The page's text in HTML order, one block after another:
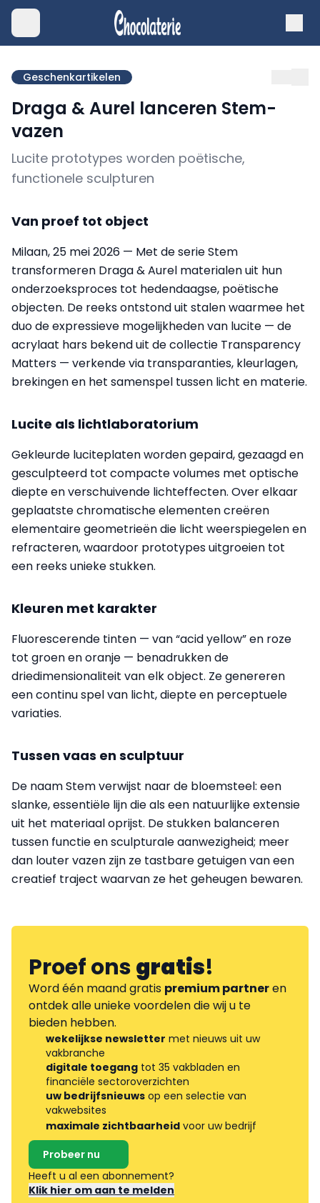
Geschenkartikelen
Draga & Aurel lanceren Stem-
vazen
Lucite prototypes worden poëtische,
functionele sculpturen
Van proef tot object
Milaan, 25 mei 2026 — Met de serie Stem
transformeren Draga & Aurel materialen uit hun
onderzoeksproces tot hedendaagse, poëtische
objecten. De reeks ontstond uit stalen waarmee het
duo de expressieve mogelijkheden van lucite — de
acrylaat hars bekend uit de collectie Transparency
Matters — verkende via transparanties, kleur­lagen,
brekingen en het samenspel tussen licht en materie.
Lucite als lichtlaboratorium
Gekleurde luciteplaten worden gepaird, gezaagd en
gesculpteerd tot compacte volumes met optische
diepte en verschuivende lichteffecten. Over elkaar
geplaatste chromatische elementen creëren
elementaire geometrieën die licht weerspiegelen en
refracteren, waardoor prototypes uitgroeien tot
een reeks unieke stukken.
Kleuren met karakter
Fluorescerende tinten — van “acid yellow” en roze
tot groen en oranje — benadrukken de
driedimensionaliteit van elk object. Ze genereren
een continu spel van licht, diepte en perceptuele
variaties.
Tussen vaas en sculptuur
De naam Stem verwijst naar de bloemsteel: een
slanke, essentiële lijn die als een natuurlijke extensie
uit het materiaal oprijst. De stukken balanceren
tussen functie en sculpturale aanwezigheid; meer
dan louter vazen zijn ze tastbare getuigen van een
creatief traject waarvan ze het geheugen bewaren.
Proef onsgratis!
Word één maand gratis premium partneren
ontdek alle unieke voordelen die wij u te
bieden hebben.
wekelijkse newsletter met nieuws uit uw
vakbranche
digitale toegang tot 35 vakbladen en
financiële sectoroverzichten
uw bedrijfsnieuws op een selectie van
vakwebsites
maximale zichtbaarheid voor uw bedrijf
Probeer nu
Heeft u al een abonnement?
Klik hier om aan te melden